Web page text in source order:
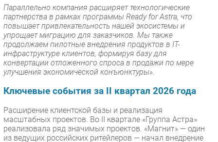
Параллельно компания расширяет технологические
партнерства в рамках программы Ready for Astra, что
повышает привлекательность нашей экосистемы и
упрощает миграцию для заказчиков. Мы также
продолжаем пилотные внедрения продуктов в IT-
инфраструктуре клиентов, формируя базу для
конвертации отложенного спроса в продажи по мере
улучшения экономической конъюнктуры».
Ключевые события за II квартал 2026 года
Расширение клиентской базы и реализация
масштабных проектов. Во II квартале «Группа Астра»
реализовала ряд значимых проектов. «Магнит» — один
из ведущих российских ритейлеров — начал внедрение